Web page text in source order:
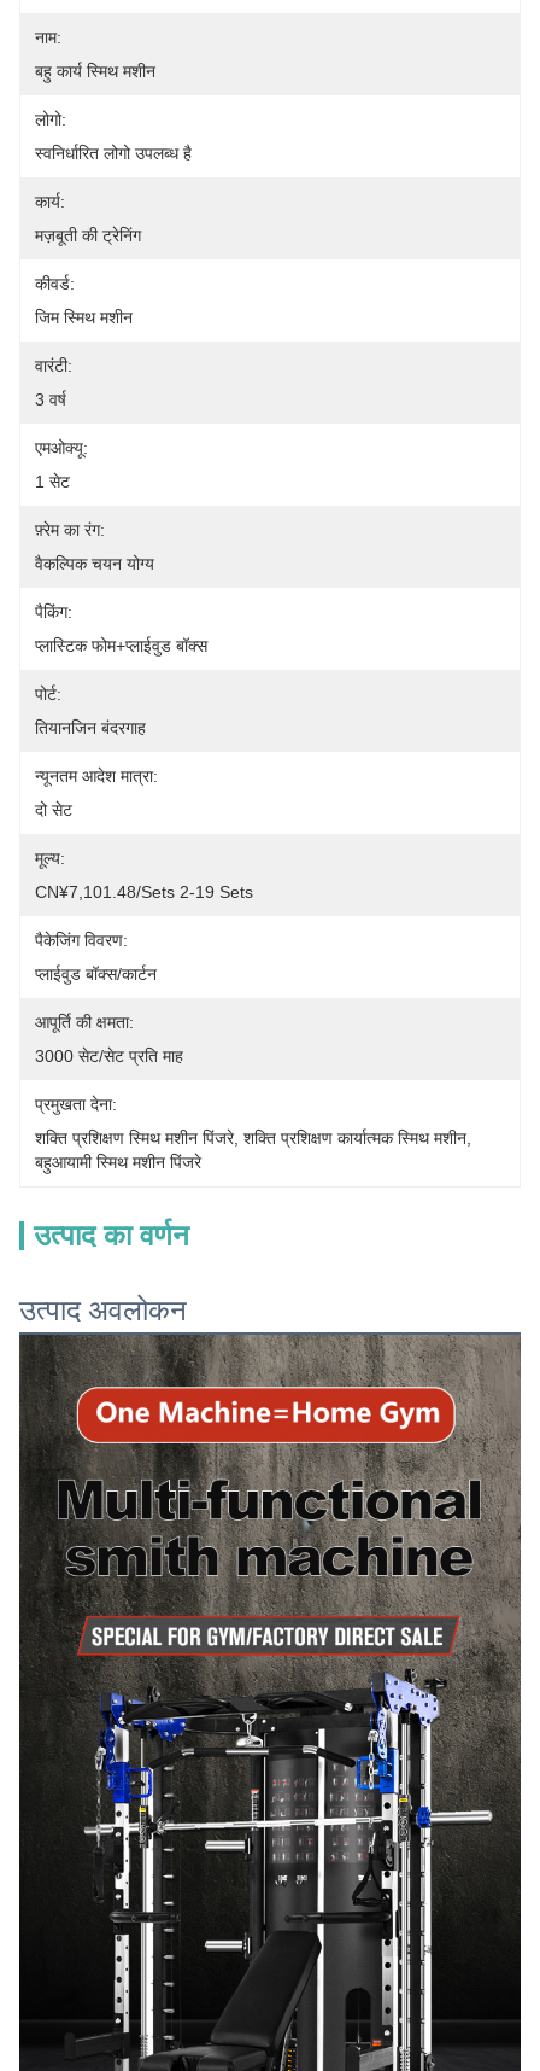
नाम:
बहु कार्य स्मिथ मशीन
लोगो:
स्वनिर्धारित लोगो उपलब्ध है
कार्य:
मज़बूती की ट्रेनिंग
कीवर्ड:
जिम स्मिथ मशीन
वारंटी:
3 वर्ष
एमओक्यू:
1 सेट
फ़्रेम का रंग:
वैकल्पिक चयन योग्य
पैकिंग:
प्लास्टिक फोम+प्लाईवुड बॉक्स
पोर्ट:
तियानजिन बंदरगाह
न्यूनतम आदेश मात्रा:
दो सेट
मूल्य:
CN¥7,101.48/sets 2-19 Sets
पैकेजिंग विवरण:
प्लाईवुड बॉक्स/कार्टन
आपूर्ति की क्षमता:
3000 सेट/सेट प्रति माह
प्रमुखता देना:
शक्ति प्रशिक्षण स्मिथ मशीन पिंजरे, शक्ति प्रशिक्षण कार्यात्मक स्मिथ मशीन
बहुआयामी स्मिथ मशीन पिंजरे
उत्पाद का वर्णन
उत्पाद अवलोकन